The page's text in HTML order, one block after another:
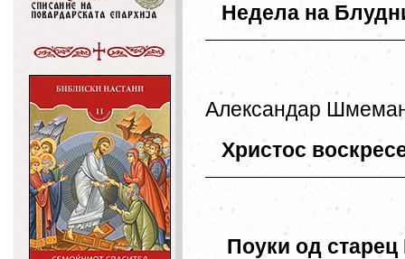
Недела на
Александар
Христос
Поуки од старец